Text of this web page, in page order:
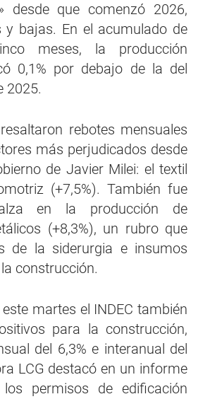
desde que comenzó 2026,
y bajas. En el acumulado de
meses, la producción
0,1% por debajo de la del
2025.
rebotes mensuales
más perjudicados desde
de Javier Milei: el textil
(+7,5%). También fue
en la producción de
(+8,3%), un rubro que
de la siderurgia e insumos
construcción.
martes el INDEC también
para la construcción,
del 6,3% e interanual del
LCG destacó en un informe
permisos de edificación